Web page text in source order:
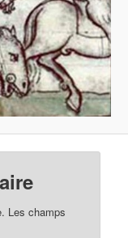
Les champs